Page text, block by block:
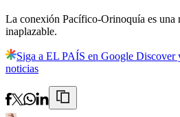
La conexión Pacífico-Orinoquía es una
inaplazable.
Siga a EL PAÍS en Google Discover
noticias